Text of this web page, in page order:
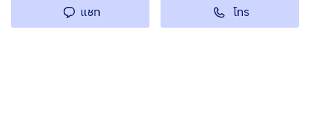
แชท โทร